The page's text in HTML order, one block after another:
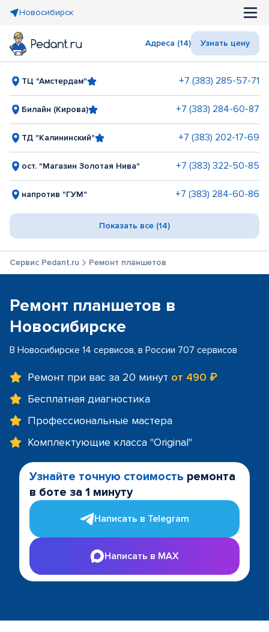
Новосибирск
Адреса (14) Узнать цену
ТЦ "Амстердам" +7 (383) 285-57-71
Билайн (Кирова) +7 (383) 284-60-87
ТД "Калининский" +7 (383) 202-17-69
ост. "Магазин Золотая Нива" +7 (383) 322-50-85
напротив "ГУМ" +7 (383) 284-60-86
Показать все (14)
Сервис Pedant.ru Ремонт планшетов
Ремонт планшетов в
Новосибирске
В Новосибирске 14 сервисов, в России 707 сервисов
Ремонт при вас за 20 минут от 490 ₽
Бесплатная диагностика
Профессиональные мастера
Комплектующие класса "Original"
Узнайте точную стоимость ремонта
в боте за 1 минуту
Написать в Telegram
Написать в MAX